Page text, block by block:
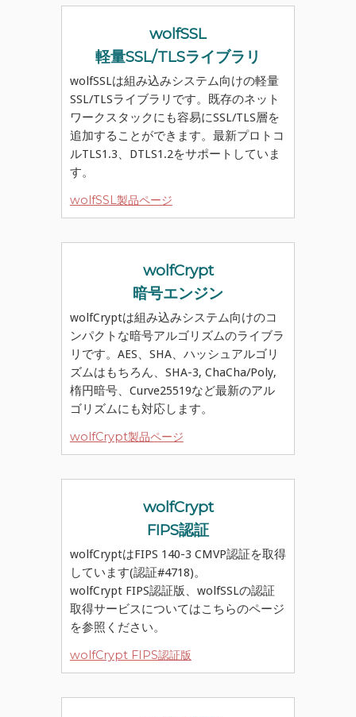
wolfSSL
軽量SSL/TLSライブラリ
wolfSSLは組み込みシステム向けの軽量
SSL/TLSライブラリです。既存のネット
ワークスタックにも容易にSSL/TLS層を
追加することができます。最新プロトコ
ルTLS1.3、DTLS1.2をサポートしていま
す。
wolfSSL製品ページ
wolfCrypt
暗号エンジン
wolfCryptは組み込みシステム向けのコ
ンパクトな暗号アルゴリズムのライブラ
リです。AES、SHA、ハッシュアルゴリ
ズムはもちろん、SHA-3, ChaCha/Poly,
楕円暗号、Curve25519など最新のアル
ゴリズムにも対応します。
wolfCrypt製品ページ
wolfCrypt
FIPS認証
wolfCryptはFIPS 140-3 CMVP認証を取得
しています(認証#4718)。
wolfCrypt FIPS認証版、wolfSSLの認証
取得サービスについてはこちらのページ
を参照ください。
wolfCrypt FIPS認証版